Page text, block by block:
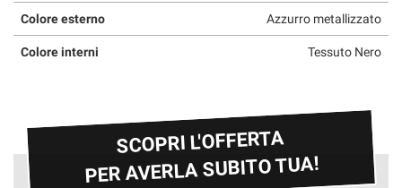
Colore esterno Azzurro metallizzato
Colore interni Tessuto Nero
SCOPRI L'OFFERTA
PER AVERLA SUBITO TUA!
rivedere
e
in
qualsiasi
momento.